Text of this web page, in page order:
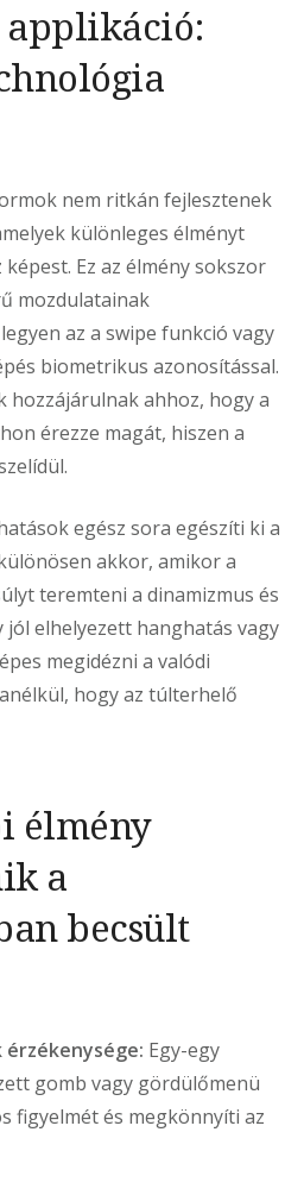
applikáció:
nem ritkán fejlesztenek
különleges élményt
Ez az élmény sokszor
mozdulatainak
az a swipe funkció vagy
biometrikus azonosítással.
hozzájárulnak ahhoz, hogy a
érezze magát, hiszen a
egész sora egészíti ki a
akkor, amikor a
teremteni a dinamizmus és
jól elhelyezett hanghatás vagy
megidézni a valódi
hogy az túlterhelő
élmény
a
becsült
érzékenysége: Egy-egy
gomb vagy gördülőmenü
figyelmét és megkönnyíti az